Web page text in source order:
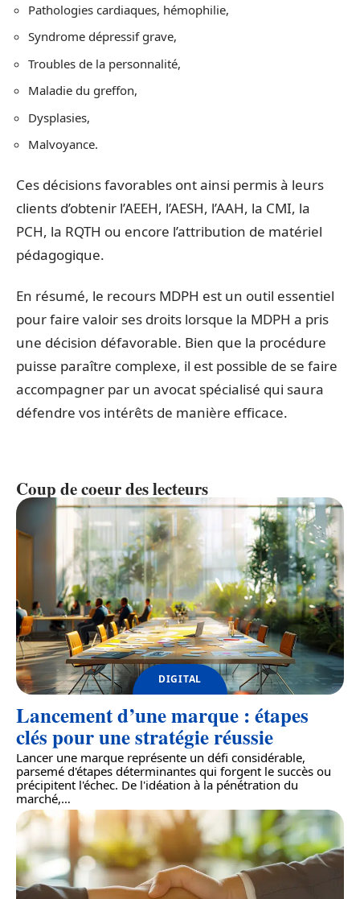
Pathologies cardiaques, hémophilie,
Syndrome dépressif grave,
Troubles de la personnalité,
Maladie du greffon,
Dysplasies,
Malvoyance.
Ces décisions favorables ont ainsi permis à leurs
clients d’obtenir l’AEEH, l’AESH, l’AAH, la CMI, la
PCH, la RQTH ou encore l’attribution de matériel
pédagogique.
En résumé, le recours MDPH est un outil essentiel
pour faire valoir ses droits lorsque la MDPH a pris
une décision défavorable. Bien que la procédure
puisse paraître complexe, il est possible de se faire
accompagner par un avocat spécialisé qui saura
défendre vos intérêts de manière efficace.
Coup de coeur des lecteurs
DIGITAL
Lancement d’une marque : étapes
clés pour une stratégie réussie
Lancer une marque représente un défi considérable,
parsemé d'étapes déterminantes qui forgent le succès ou
précipitent l'échec. De l'idéation à la pénétration du
marché,…